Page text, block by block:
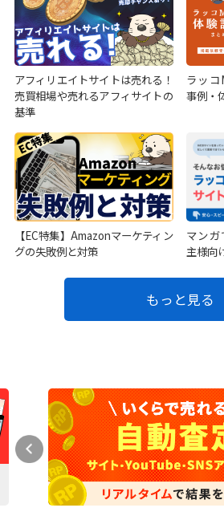
アフィリエイトサイトは売れる！
売買相場や売れるアフィサイトの
基準
ラッコ
事例・
【EC特集】Amazonマーケティン
グの失敗例と対策
マンガ
主様向
もっと見る